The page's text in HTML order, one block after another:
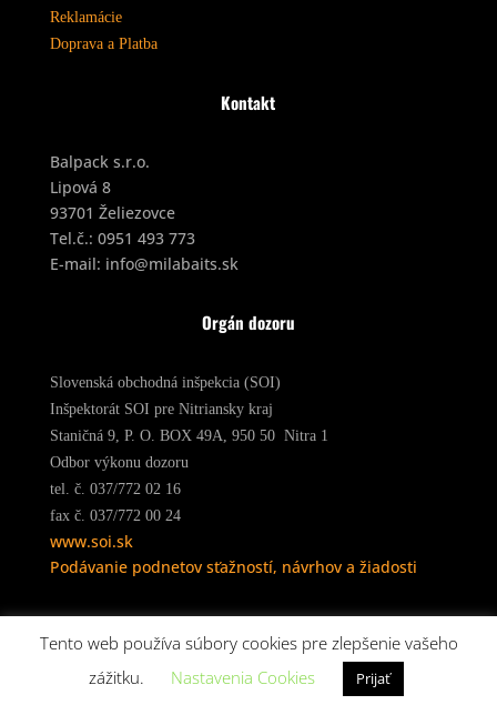
Reklamácie
Doprava a Platba
Kontakt
Balpack s.r.o.
Lipová 8
93701 Želiezovce
Tel.č.: 0951 493 773
E-mail: info@milabaits.sk
Orgán dozoru
Slovenská obchodná inšpekcia (SOI)
Inšpektorát SOI pre Nitriansky kraj
Staničná 9, P. O. BOX 49A, 950 50 Nitra 1
Odbor výkonu dozoru
tel. č. 037/772 02 16
fax č. 037/772 00 24
www.soi.sk
Podávanie podnetov sťažností, návrhov a žiadosti
© 2020 Milabaits.sk
Tento web používa súbory cookies pre zlepšenie vašeho
zážitku.
Nastavenia Cookies Prijať